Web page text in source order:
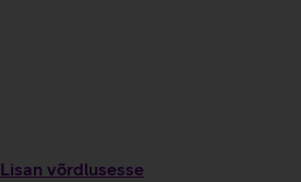
Lisan võrdlusesse